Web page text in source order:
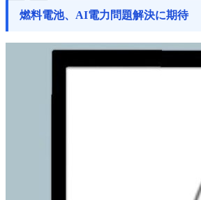
燃料電池、AI電力問題解決に期待